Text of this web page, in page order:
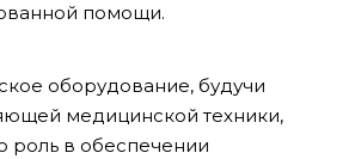
помощи.
оборудование, будучи
медицинской техники,
роль в обеспечении